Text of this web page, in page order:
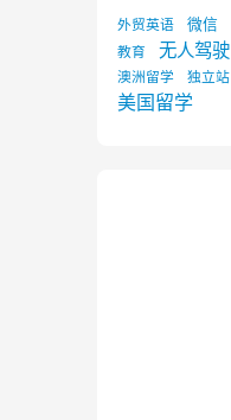
外贸英语 微信
教育 无人驾驶
澳洲留学 独立站
美国留学